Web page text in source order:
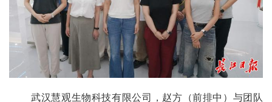
武汉慧观生物科技有限公司，赵方（前排中）与团队